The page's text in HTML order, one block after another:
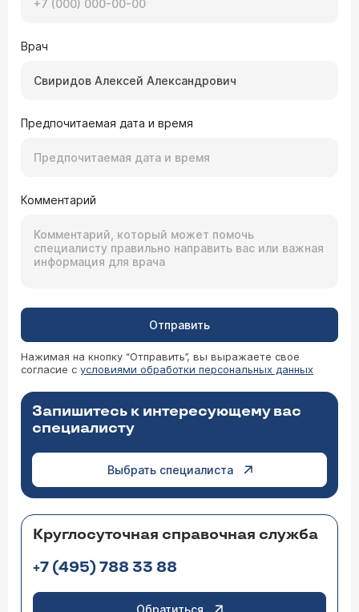
Врач
Предпочитаемая дата и время
Комментарий
Отправить
Нажимая на кнопку “Отправить”, вы выражаете свое
согласие с условиями обработки персональных данных
Запишитесь к интересующему вас
специалисту
Выбрать специалиста
Круглосуточная справочная служба
+7 (495) 788 33 88
Обратиться